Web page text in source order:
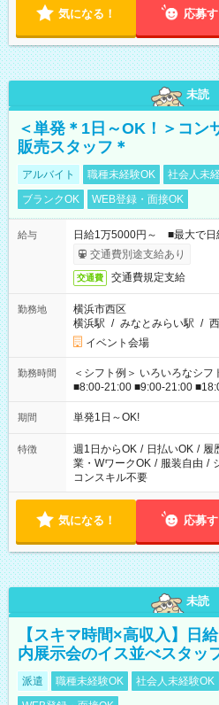
気になる！ 応募
未読
＜単発＊1日～OK！＞コン
販売スタッフ＊
アルバイト 職種未経験OK 社会人未
ブランクOK
WEB登録・面接OK
給与
日給1万5000円～ ■最大で日
交通費別途支給あり
交通費 交通費規定支給
勤務地
横浜市西区
横浜駅 / みなとみらい駅 /
イベント会場
勤務時間
＜シフト例＞ いろいろなシ
■8:00-21:00 ■9:00-21:00
期間 単発1日～OK!
特徴 週1日からOK / 日払いOK / 履
業・WワークOK / 服装自由 /
コンスキル不要
気になる！ 応募
未読
【スキマ時間×高収入】日
内展示会のイス並べスタッ
派遣 職種未経験OK 社会人未経験OK